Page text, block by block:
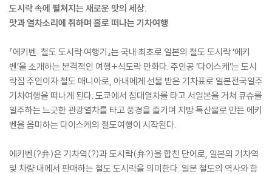
도시락 속에 펼쳐지는 새로운 맛의 세상.
맛과 열차소리에 취하며 홀로 떠나는 기차여행
『에키벤: 철도 도시락 여행기』는 국내 최초로 일본의 철도 도시락 ‘에키
벤’을 소개하는 본격적인 여행+식도락 만화다. 주인공 ‘다이스케’는 도시
락집 주인이자 철도 매니아로, 아내에게 선물 받은 기차표로 일본전국일주
기차여행을 떠나게 된다. 도쿄에서 침대열차를 타고 서일본을 거쳐 큐슈를
일주하는 느긋한 관광열차를 타고 풍경을 즐기며 지방 특산물로 만든 에키
벤을 음미하는 다이스케의 철도여행이 시작된다.
에키벤(?弁)은 기차역(?)과 도시락(弁?)을 합친 단어로, 일본의 기차역
및 차량 내에서 판매하는 철도 도시락을 의미한다. 일본 철도의 역사와 함